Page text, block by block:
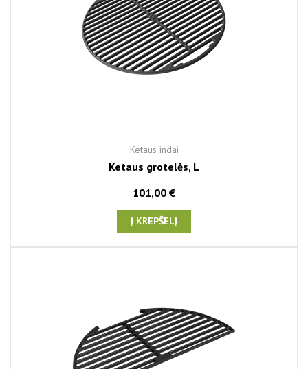
Ketaus indai
Ketaus grotelės, L
101,00 €
Į KREPŠELĮ